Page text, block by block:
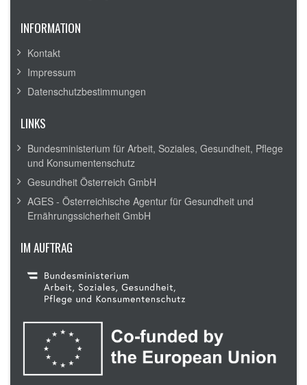
INFORMATION
Kontakt
Impressum
Datenschutzbestimmungen
LINKS
Bundesministerium für Arbeit, Soziales, Gesundheit, Pflege
und Konsumentenschutz
Gesundheit Österreich GmbH
AGES - Österreichische Agentur für Gesundheit und
Ernährungssicherheit GmbH
IM AUFTRAG